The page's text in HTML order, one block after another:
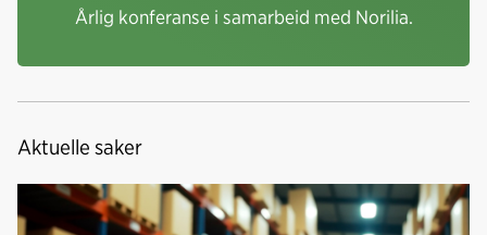
Årlig konferanse i samarbeid med Norilia.
Aktuelle saker